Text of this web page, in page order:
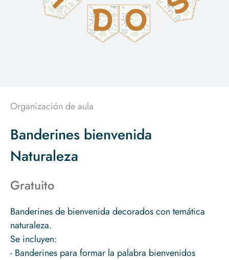
Organización de aula
Banderines bienvenida
Naturaleza
Gratuito
Banderines de bienvenida decorados con temática
naturaleza.
Se incluyen: